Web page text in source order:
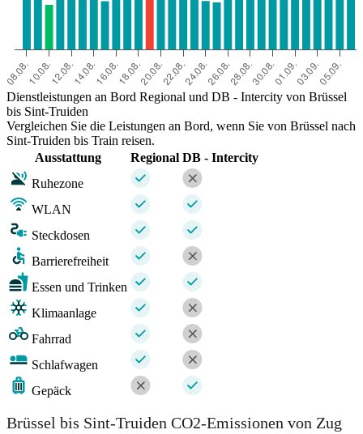
Dienstleistungen an Bord Regional und DB - Intercity von Brüssel
bis Sint-Truiden
Vergleichen Sie die Leistungen an Bord, wenn Sie von Brüssel nach
Sint-Truiden bis Train reisen.
Ausstattung
Regional DB - Intercity
Ruhezone
WLAN
Steckdosen
Barrierefreiheit
Essen und Trinken
Klimaanlage
Fahrrad
Schlafwagen
Gepäck
Brüssel bis Sint-Truiden CO2-Emissionen von Zug